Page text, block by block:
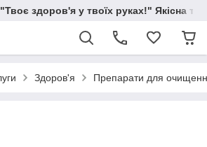
"Твоє здоров'я у твоїх руках!" Якісна
Здоров'я Препарати для